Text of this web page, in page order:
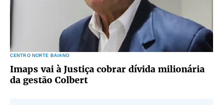
CENTRO NORTE BAIANO
Imaps vai à Justiça cobrar dívida milionária
da gestão Colbert